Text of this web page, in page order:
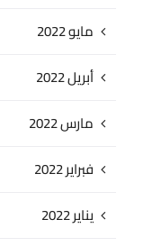
مايو 2022
أبريل 2022
مارس 2022
فبراير 2022
يناير 2022